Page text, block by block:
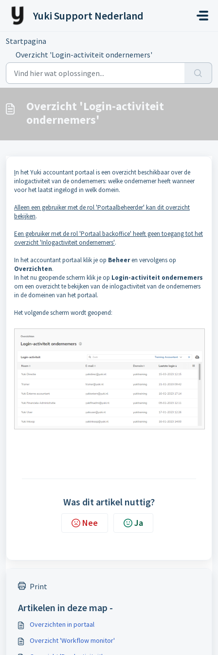
Doorgaan naar hoofdinhoud
Yuki Support Nederland
Startpagina
Overzicht 'Login-activiteit ondernemers'
Overzicht 'Login-activiteit
ondernemers'
In het Yuki accountant portaal is een overzicht beschikbaar over de
inlogactiviteit van de ondernemers: welke ondernemer heeft wanneer
voor het laatst ingelogd in welk domein.
Alleen een gebruiker met de rol 'Portaalbeheerder' kan dit overzicht
bekijken.
Een gebruiker met de rol 'Portaal backoffice' heeft geen toegang tot het
overzicht 'Inlogactiviteit ondernemers'.
In het accountant portaal klik je op Beheeren vervolgens op
Overzichten.
In het nu geopende scherm klik je op Login-activiteit ondernemers
om een overzicht te bekijken van de inlogactiviteit van de ondernemers
in de domeinen van het portaal.
Het volgende scherm wordt geopend:
Was dit artikel nuttig?
Nee Ja
Print
Artikelen in deze map -
Overzichten in portaal
Overzicht 'Workflow monitor'